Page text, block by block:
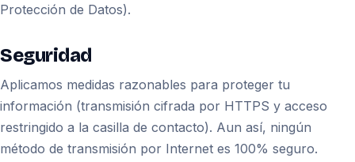
Protección de Datos).
Seguridad
Aplicamos medidas razonables para proteger tu
información (transmisión cifrada por HTTPS y acceso
restringido a la casilla de contacto). Aun así, ningún
método de transmisión por Internet es 100% seguro.